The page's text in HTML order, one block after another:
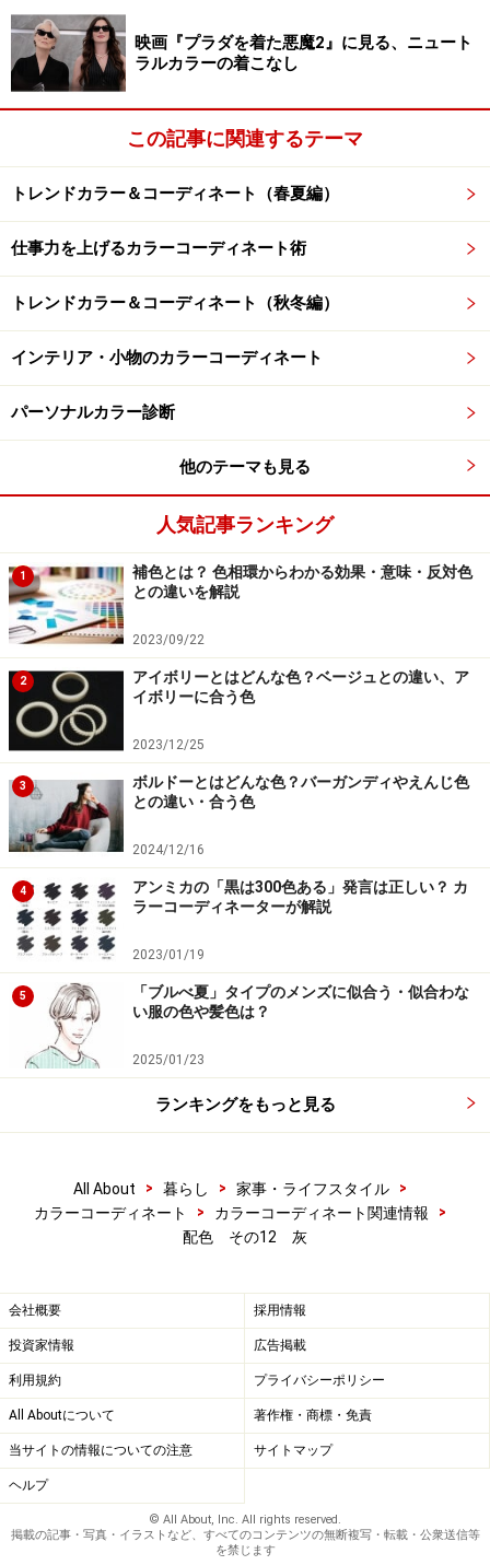
映画『プラダを着た悪魔2』に見る、ニュート
ラルカラーの着こなし
この記事に関連するテーマ
トレンドカラー＆コーディネート（春夏編）
仕事力を上げるカラーコーディネート術
トレンドカラー＆コーディネート（秋冬編）
インテリア・小物のカラーコーディネート
パーソナルカラー診断
他のテーマも見る
人気記事ランキング
1
補色とは？ 色相環からわかる効果・意味・反対色
との違いを解説
2023/09/22
2
アイボリーとはどんな色？ベージュとの違い、ア
イボリーに合う色
2023/12/25
3
ボルドーとはどんな色？バーガンディやえんじ色
との違い・合う色
2024/12/16
4
アンミカの「黒は300色ある」発言は正しい？ カ
ラーコーディネーターが解説
2023/01/19
5
「ブルべ夏」タイプのメンズに似合う・似合わな
い服の色や髪色は？
2025/01/23
ランキングをもっと見る
All About > 暮らし > 家事・ライフスタイル
>
カラーコーディネート
> カラーコーディネート関連情報
>
配色 その12 灰
会社概要 採用情報
投資家情報 広告掲載
利用規約 プライバシーポリシー
All Aboutについて 著作権・商標・免責
当サイトの情報についての注意 サイトマップ
ヘルプ
© All About, Inc. All rights reserved.
掲載の記事・写真・イラストなど、すべてのコンテンツの無断複写・転載・公衆送信等
を禁じます